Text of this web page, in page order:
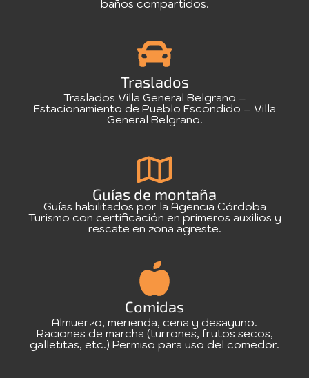
baños compartidos.
Traslados
Traslados Villa General Belgrano –
Estacionamiento de Pueblo Escondido – Villa
General Belgrano.
Guías de montaña
Guías habilitados por la Agencia Córdoba
Turismo con certificación en primeros auxilios y
rescate en zona agreste.
Comidas
Almuerzo, merienda, cena y desayuno.
Raciones de marcha (turrones, frutos secos,
galletitas, etc.) Permiso para uso del comedor.